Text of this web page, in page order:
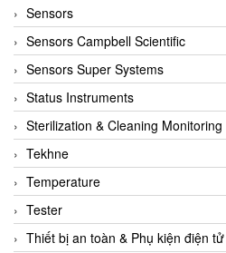
Calectro
Campbell Scientific
Canneed Vietnam
Cantoni
CAPS
CAREL Parts
CCS
CD Automation
CEAG Sicherheitst
Sensors
Sensors Campbell Scientific
Sensors Super Systems
Status Instruments
Sterilization & Cleaning
Tekhne
Temperature
Tester
Thiết bị an toàn & Phụ kiện điện tử